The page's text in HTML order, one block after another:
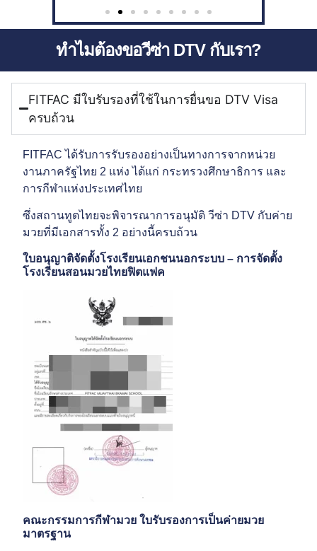
ทำไมต้องขอวีซ่า DTV กับเรา?
FITFAC มีใบรับรองที่ใช้ในการยื่นขอ DTV Visa
ครบถ้วน
FITFAC ได้รับการรับรองอย่างเป็นทางการจากหน่วย
งานภาครัฐไทย 2 แห่ง ได้แก่ กระทรวงศึกษาธิการ และ
การกีฬาแห่งประเทศไทย
ซึ่งสถานทูตไทยจะพิจารณาการอนุมัติ วีซ่า DTV กับค่าย
มวยที่มีเอกสารทั้ง 2 อย่างนี้ครบถ้วน
ใบอนุญาติจัดตั้งโรงเรียนเอกชนนอกระบบ – การจัดตั้ง
โรงเรียนสอนมวยไทยฟิตแฟค
คณะกรรมการกีฬามวย ใบรับรองการเป็นค่ายมวย
มาตรฐาน